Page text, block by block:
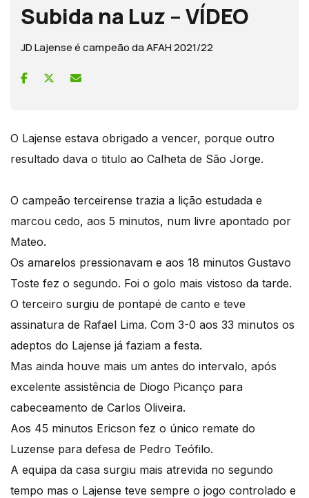
Subida na Luz – VÍDEO
JD Lajense é campeão da AFAH 2021/22
O Lajense estava obrigado a vencer, porque outro
resultado dava o titulo ao Calheta de São Jorge.
O campeão terceirense trazia a lição estudada e
marcou cedo, aos 5 minutos, num livre apontado por
Mateo.
Os amarelos pressionavam e aos 18 minutos Gustavo
Toste fez o segundo. Foi o golo mais vistoso da tarde.
O terceiro surgiu de pontapé de canto e teve
assinatura de Rafael Lima. Com 3-0 aos 33 minutos os
adeptos do Lajense já faziam a festa.
Mas ainda houve mais um antes do intervalo, após
excelente assistência de Diogo Picanço para
cabeceamento de Carlos Oliveira.
Aos 45 minutos Ericson fez o único remate do
Luzense para defesa de Pedro Teófilo.
A equipa da casa surgiu mais atrevida no segundo
tempo mas o Lajense teve sempre o jogo controlado e